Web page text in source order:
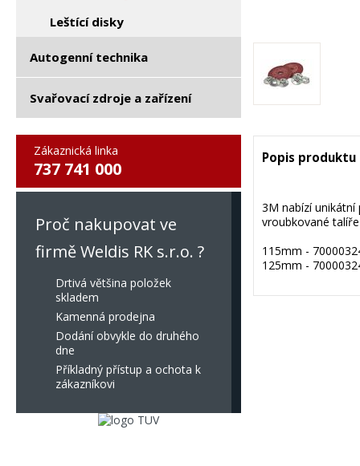
Leštící disky
Autogenní technika
Svařovací zdroje a zařízení
Zákaznická linka
737 741 000
Proč nakupovat ve
firmě Weldis RK s.r.o. ?
Drtivá většina položek
skladem
Kamenná prodejna
Dodání obvykle do druhého
dne
Příkladný přístup a ochota k
zákazníkovi
Popis produktu
3M nabízí
vroubkované
115mm -
125mm -